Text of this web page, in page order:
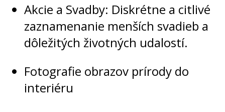
Akcie a Svadby: Diskrétne a citlivé
zaznamenanie menších svadieb a
dôležitých životných udalostí.
Fotografie obrazov prírody do
interiéru